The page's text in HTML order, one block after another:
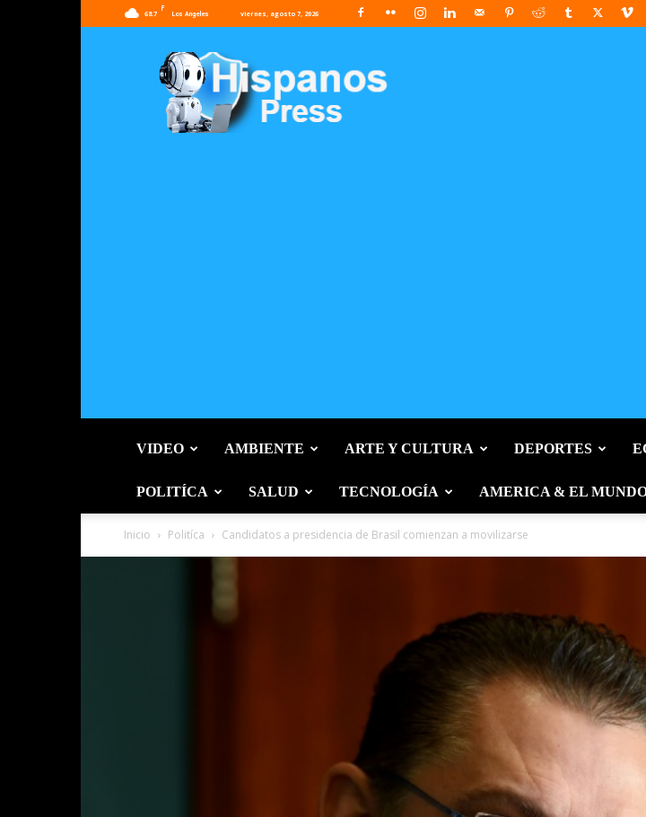
68.7
F
Los Angeles viernes, agosto 7, 2026
Press
VIDEO AMBIENTE ARTE Y CULTURA DEPORTES
POLITÍCA SALUD TECNOLOGÍA AMERICA & EL
Inicio Politíca Candidatos a presidencia de Brasil comienzan a movilizarse